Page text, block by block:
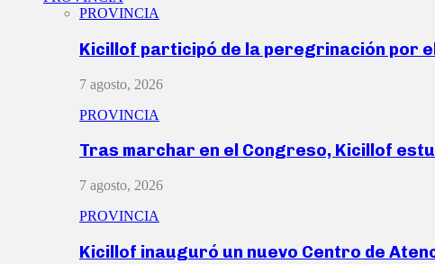
PROVINCIA
Kicillof participó de la peregrinación por
7 agosto, 2026
PROVINCIA
Tras marchar en el Congreso, Kicillof
7 agosto, 2026
PROVINCIA
Kicillof inauguró un nuevo Centro de